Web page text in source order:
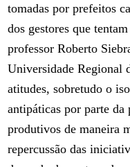
tomadas por prefeitos
dos gestores que
professor Roberto
Universidade Regional
atitudes, sobretudo o
antipáticas por parte da
produtivos de maneira
repercussão das